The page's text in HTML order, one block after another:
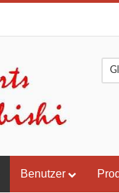
Benutzer